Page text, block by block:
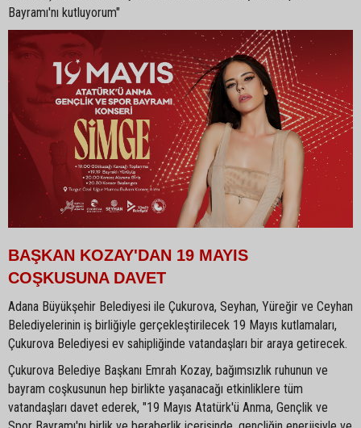
Bayramı'nı kutluyorum"
BAŞKAN KOZAY'DAN 19 MAYIS
COŞKUSUNA DAVET
Adana Büyükşehir Belediyesi ile Çukurova, Seyhan, Yüreğir ve Ceyhan
Belediyelerinin iş birliğiyle gerçekleştirilecek 19 Mayıs kutlamaları,
Çukurova Belediyesi ev sahipliğinde vatandaşları bir araya getirecek.
Çukurova Belediye Başkanı Emrah Kozay, bağımsızlık ruhunun ve
bayram coşkusunun hep birlikte yaşanacağı etkinliklere tüm
vatandaşları davet ederek, "19 Mayıs Atatürk'ü Anma, Gençlik ve